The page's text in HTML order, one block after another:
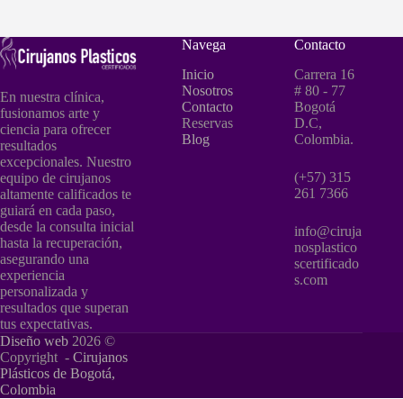
En nuestra clínica,
fusionamos arte y
ciencia para ofrecer
resultados
excepcionales. Nuestro
equipo de cirujanos
altamente calificados te
guiará en cada paso,
desde la consulta inicial
hasta la recuperación,
asegurando una
experiencia
personalizada y
resultados que superan
tus expectativas.
Navega
Inicio
Nosotros
Contacto
Reservas
Blog
Contacto
Carrera 16
# 80 - 77
Bogotá
D.C,
Colombia.
(+57) 315
261 7366
info@ciruja
nosplastico
scertificado
s.com
Diseño web 2026 ©
Copyright - Cirujanos
Plásticos de Bogotá,
Colombia